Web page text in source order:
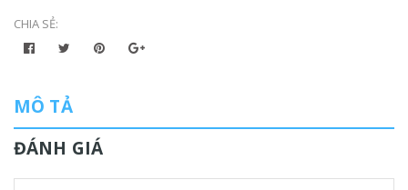
CHIA SẺ:
MÔ TẢ
ĐÁNH GIÁ